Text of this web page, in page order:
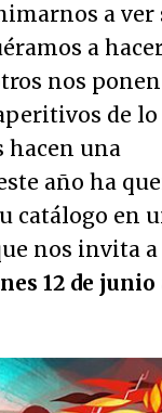
a ver
a
nos
de lo
hacen una
año ha
catálogo en
nos invita
12 de junio